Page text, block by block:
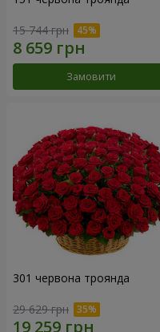
15 744 грн
Замовити
301 червона троянда
29 629 грн